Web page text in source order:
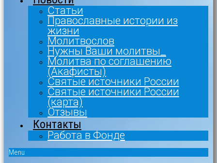
Статьи
Православные истории из
жизни
Молитвослов
Нужны Ваши молитвы_
Молитва по соглашению
(Акафисты)
Святые источники России
Святые источники России
(карта)
Отзывы
Контакты
Работа в Фонде
Menu